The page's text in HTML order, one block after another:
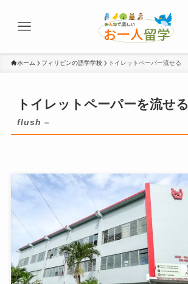
ホーム フィリピンの語学学校 トイレットペーパー流せる
トイレットペーパーを流せる
flush –